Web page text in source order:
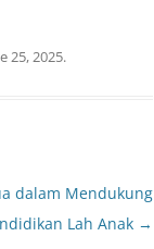
25, 2025.
dalam Mendukung
Lah Anak →